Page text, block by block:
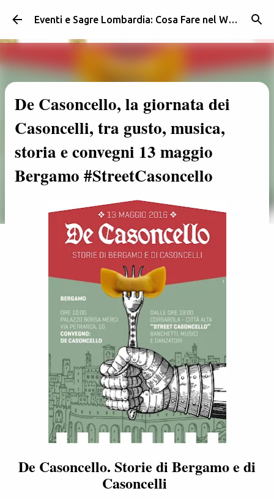
Passa ai contenuti principali Eventi e Sagre Lombardia: Cosa Fare nel Weekend | Weekendidea
De Casoncello, la giornata dei
Casoncelli, tra gusto, musica,
storia e convegni 13 maggio
Bergamo #StreetCasoncello
De Casoncello. Storie di Bergamo e di
Casoncelli